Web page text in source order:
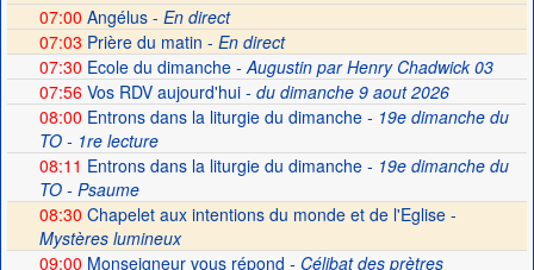
07:00 Angélus - En direct
07:03 Prière du matin - En direct
07:30 Ecole du dimanche- Augustin par Henry Chadwick 03
07:56Vos RDV aujourd'hui- du dimanche 9 aout 2026
08:00 Entrons dans la liturgie du dimanche- 19e dimanche du
TO - 1re lecture
08:11 Entrons dans la liturgie du dimanche- 19e dimanche du
TO - Psaume
08:30 Chapelet aux intentions du monde et de l'Eglise -
Mystères lumineux
09:00 Monseigneur vous répond - Célibat des prètres